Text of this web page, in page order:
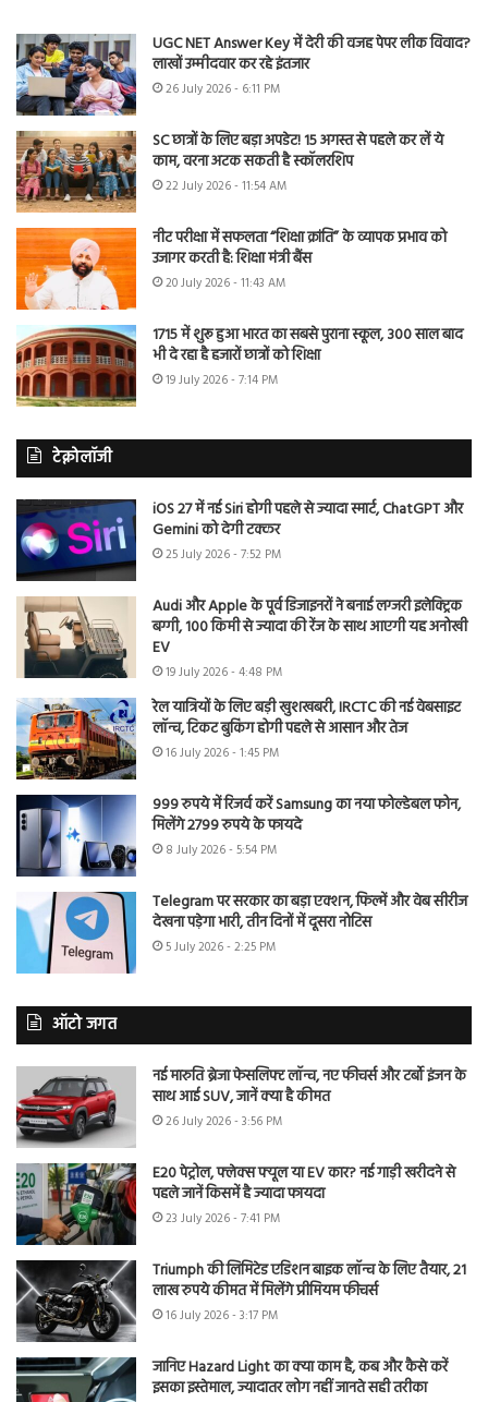
UGC NET Answer Key में देरी की वजह पेपर लीक विवाद?
लाखों उम्मीदवार कर रहे इंतजार
26 July 2026 - 6:11 PM
SC छात्रों के लिए बड़ा अपडेट! 15 अगस्त से पहले कर लें ये
काम, वरना अटक सकती है स्कॉलरशिप
22 July 2026 - 11:54 AM
नीट परीक्षा में सफलता “शिक्षा क्रांति” के व्यापक प्रभाव को
उजागर करती है: शिक्षा मंत्री बैंस
20 July 2026 - 11:43 AM
1715 में शुरू हुआ भारत का सबसे पुराना स्कूल, 300 साल बाद
भी दे रहा है हजारों छात्रों को शिक्षा
19 July 2026 - 7:14 PM
टेक्नोलॉजी
iOS 27 में नई Siri होगी पहले से ज्यादा स्मार्ट, ChatGPT और
Gemini को देगी टक्कर
25 July 2026 - 7:52 PM
Audi और Apple के पूर्व डिजाइनरों ने बनाई लग्जरी इलेक्ट्रिक
बग्गी, 100 किमी से ज्यादा की रेंज के साथ आएगी यह अनोखी
EV
19 July 2026 - 4:48 PM
रेल यात्रियों के लिए बड़ी खुशखबरी, IRCTC की नई वेबसाइट
लॉन्च, टिकट बुकिंग होगी पहले से आसान और तेज
16 July 2026 - 1:45 PM
999 रुपये में रिजर्व करें Samsung का नया फोल्डेबल फोन,
मिलेंगे 2799 रुपये के फायदे
8 July 2026 - 5:54 PM
Telegram पर सरकार का बड़ा एक्शन, फिल्में और वेब सीरीज
देखना पड़ेगा भारी, तीन दिनों में दूसरा नोटिस
5 July 2026 - 2:25 PM
ऑटो जगत
नई मारुति ब्रेजा फेसलिफ्ट लॉन्च, नए फीचर्स और टर्बो इंजन के
साथ आई SUV, जानें क्या है कीमत
26 July 2026 - 3:56 PM
E20 पेट्रोल, फ्लेक्स फ्यूल या EV कार? नई गाड़ी खरीदने से
पहले जानें किसमें है ज्यादा फायदा
23 July 2026 - 7:41 PM
Triumph की लिमिटेड एडिशन बाइक लॉन्च के लिए तैयार, 21
लाख रुपये कीमत में मिलेंगे प्रीमियम फीचर्स
16 July 2026 - 3:17 PM
जानिए Hazard Light का क्या काम है, कब और कैसे करें
इसका इस्तेमाल, ज्यादातर लोग नहीं जानते सही तरीका